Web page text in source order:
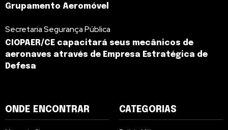
Grupamento Aeromóvel
Secretaria Segurança Pública
CIOPAER/CE capacitará seus mecânicos de
aeronaves através de Empresa Estratégica de
Defesa
ONDE ENCONTRAR CATEGORIAS